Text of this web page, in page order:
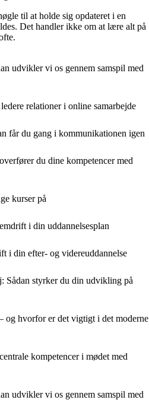
til at holde sig opdateret i en
Det handler ikke om at lære alt på
udvikler vi os gennem samspil med
relationer i online samarbejde
får du gang i kommunikationen igen
du dine kompetencer med
kurser på
i din uddannelsesplan
i din efter- og videreuddannelse
Sådan styrker du din udvikling på
og hvorfor er det vigtigt i det moderne
kompetencer i mødet med
udvikler vi os gennem samspil med